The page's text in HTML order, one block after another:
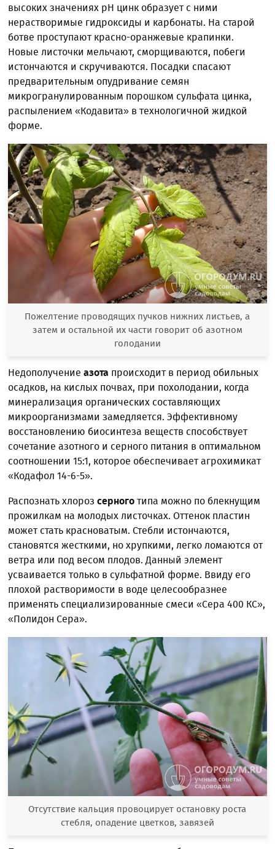
высоких значениях рН цинк образует с ними
нерастворимые гидроксиды и карбонаты. На старой
ботве проступают красно-оранжевые крапинки.
Новые листочки мельчают, сморщиваются, побеги
истончаются и скручиваются. Посадки спасают
предварительным опудривание семян
микрогранулированным порошком сульфата цинка,
распылением «Кодавита» в технологичной жидкой
форме.
Пожелтение проводящих пучков нижних листьев, а
затем и остальной их части говорит об азотном
голодании
Недополучениеазота происходит в период обильных
осадков, на кислых почвах, при похолодании, когда
минерализация органических составляющих
микроорганизмами замедляется. Эффективному
восстановлению биосинтеза веществ способствует
сочетание азотного и серного питания в оптимальном
соотношении 15:1, которое обеспечивает агрохимикат
«Кодафол 14-6-5».
Распознать хлорозсерного типа можно по блекнущим
прожилкам на молодых листочках. Оттенок пластин
может стать красноватым. Стебли истончаются,
становятся жесткими, но хрупкими, легко ломаются от
ветра или под весом плодов. Данный элемент
усваивается только в сульфатной форме. Ввиду его
плохой растворимости в воде целесообразнее
применять специализированные смеси «Сера 400 КС»,
«Полидон Сера».
Отсутствие кальция провоцирует остановку роста
стебля, опадение цветков, завязей